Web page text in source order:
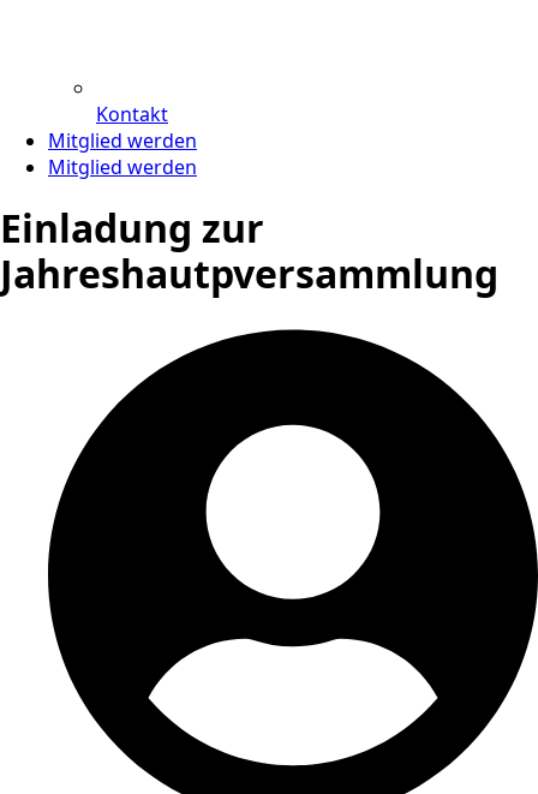
Kontakt
Mitglied werden
Mitglied werden
Einladung zur
Jahreshautpversammlung